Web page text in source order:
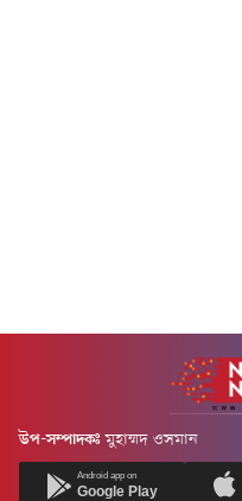
উপ-সম্পাদকঃ মুহাম্মদ ওসমান
Android app on
Google Play